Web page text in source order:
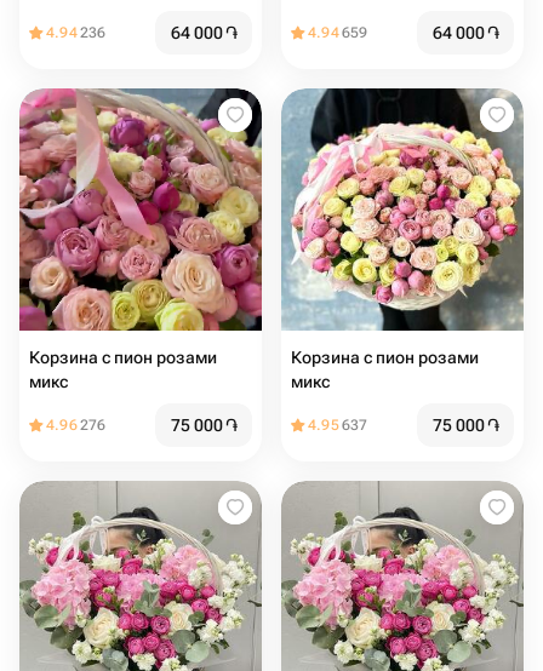
4.94236 64 000֏ 4.94659 64 000֏
Корзина с пион розами
микс
4.96276 75 000֏
Корзина с пион розами
микс
4.95637 75 000֏